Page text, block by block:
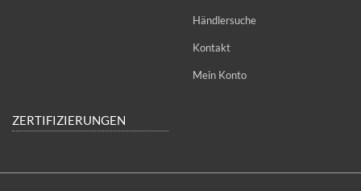
Händlersuche
Kontakt
Mein Konto
ZERTIFIZIERUNGEN